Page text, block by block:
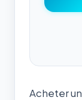
Acheter